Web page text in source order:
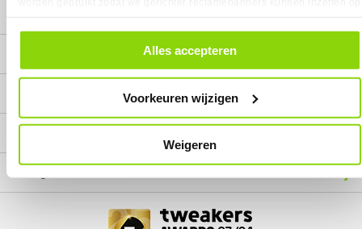
alle cookies. Je kunt je gegeven toestemming altijd intrekken, dit doe je
door in de footer van onze website te klikken op ‘Cookievoorkeuren’
Alles accepteren
Voorkeuren wijzigen
Weigeren